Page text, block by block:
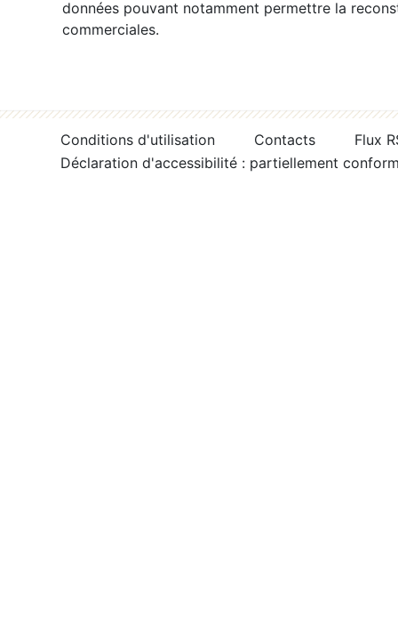
données pouvant notamment permettre la
commerciales.
Conditions d'utilisation Contacts
Flux
Déclaration d'accessibilité : partiellement